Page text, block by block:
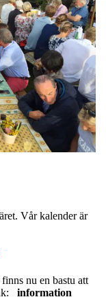
Vår kalender är
nu en bastu att
information